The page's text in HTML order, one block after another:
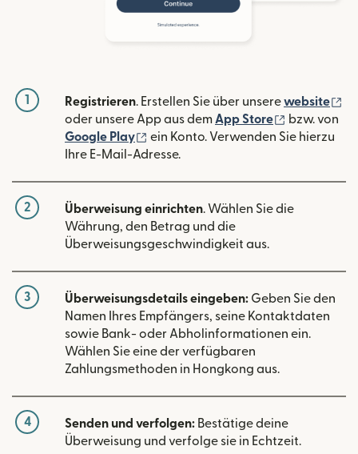
1 Registrieren. Erstellen Sie über unserewebsite
oder unsere App aus dem App Store (wird in
bzw. von
Google Play
(wird in einem neuen Fenster
ein Konto. Verwenden Sie hierzu
Ihre E-Mail-Adresse.
2 Überweisung einrichten. Wählen Sie die
Währung, den Betrag und die
Überweisungsgeschwindigkeit aus.
3 Überweisungsdetails eingeben: Geben Sie den
Namen Ihres Empfängers, seine Kontaktdaten
sowie Bank- oder Abholinformationen ein.
Wählen Sie eine der verfügbaren
Zahlungsmethoden in Hongkong aus.
4 Senden und verfolgen: Bestätige deine
Überweisung und verfolge sie in Echtzeit.